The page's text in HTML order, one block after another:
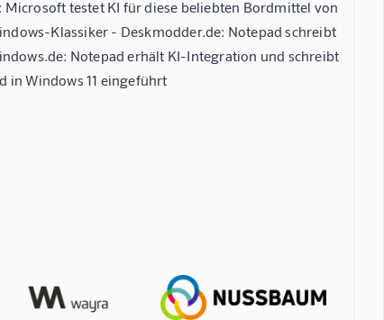
testet KI für diese beliebten Bordmittel von
Klassiker - Deskmodder.de: Notepad schreibt
Notepad erhält KI-Integration und schreibt
in Windows 11 eingeführt